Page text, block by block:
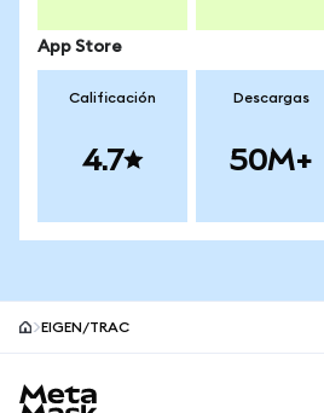
App Store
Calificación
4.7
Descargas
50M+
EIGEN/TRAC